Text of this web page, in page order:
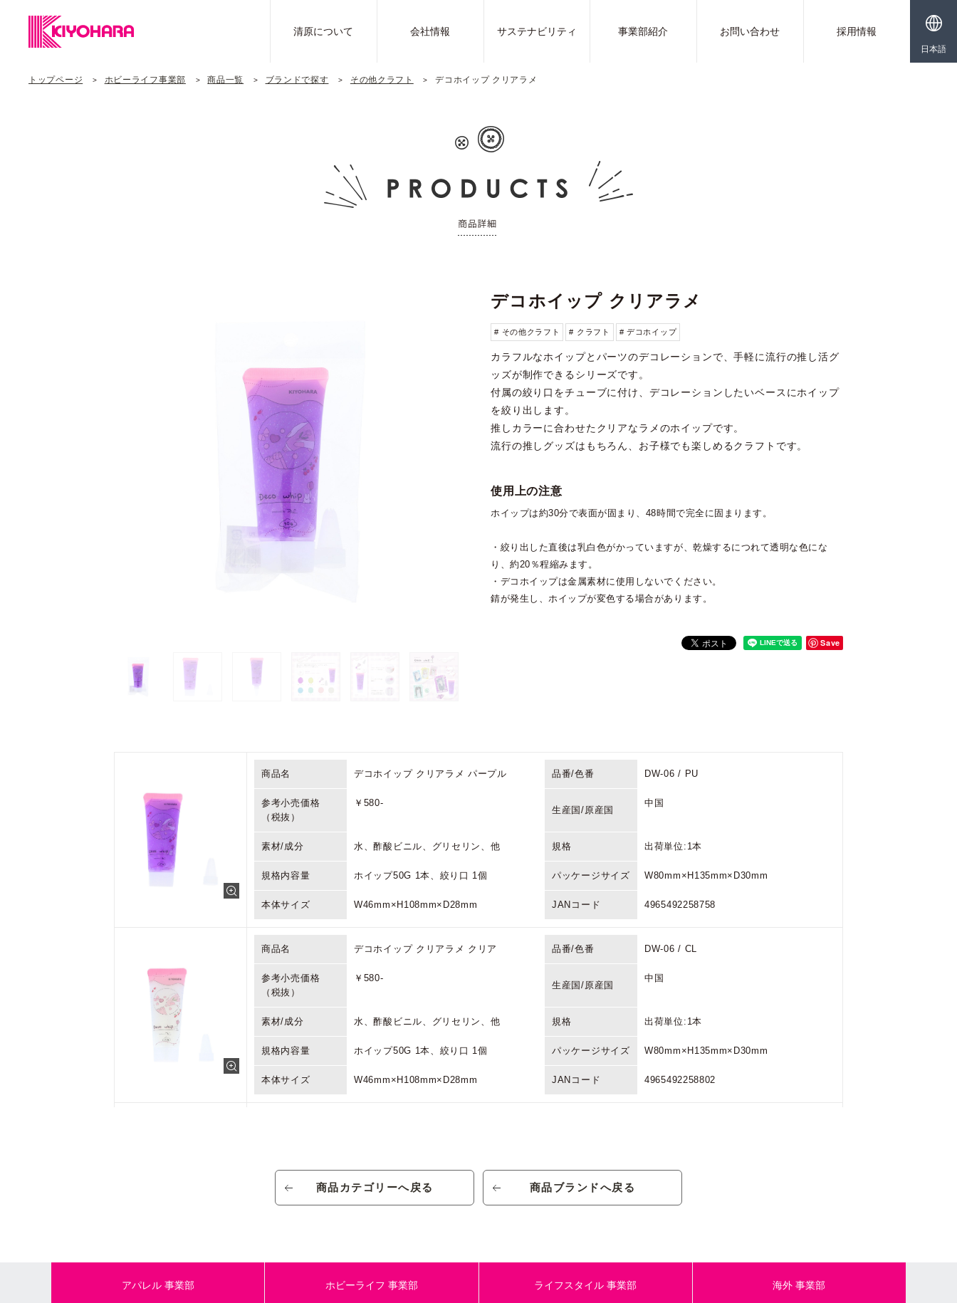
清原について 会社情報 サステナビリティ 事業部紹介 お問い合わせ 採用情報
日本語
トップページ ホビーライフ事業部 商品一覧 ブランドで探す その他クラフト デコホイップ クリアラメ
デコホイップ クリアラメ
# その他クラフト # クラフト # デコホイップ
カラフルなホイップとパーツのデコレーションで、手軽に流行の推し活グ
ッズが制作できるシリーズです。
付属の絞り口をチューブに付け、デコレーションしたいベースにホイップ
を絞り出します。
推しカラーに合わせたクリアなラメのホイップです。
流行の推しグッズはもちろん、お子様でも楽しめるクラフトです。
使用上の注意
ホイップは約30分で表面が固まり、48時間で完全に固まります。
・絞り出した直後は乳白色がかっていますが、乾燥するにつれて透明な色にな
り、約20％程縮みます。
・デコホイップは金属素材に使用しないでください。
錆が発生し、ホイップが変色する場合があります。
Save
商品名 デコホイップ クリアラメ パープル 品番/色番 DW-06 / PU
参考小売価格
（税抜）
￥580-
生産国/原産国
中国
素材/成分 水、酢酸ビニル、グリセリン、他 規格 出荷単位:1本
規格内容量 ホイップ50G 1本、絞り口 1個 パッケージサイズ W80mm×H135mm×D30mm
本体サイズ W46mm×H108mm×D28mm JANコード 4965492258758
商品名 デコホイップ クリアラメ クリア 品番/色番 DW-06 / CL
参考小売価格
（税抜）
￥580-
生産国/原産国
中国
素材/成分 水、酢酸ビニル、グリセリン、他 規格 出荷単位:1本
規格内容量 ホイップ50G 1本、絞り口 1個 パッケージサイズ W80mm×H135mm×D30mm
本体サイズ W46mm×H108mm×D28mm JANコード 4965492258802
（税抜）
商品カテゴリーへ戻る 商品ブランドへ戻る
アパレル事業部 ホビーライフ 事業部 ライフスタイル 事業部 海外 事業部